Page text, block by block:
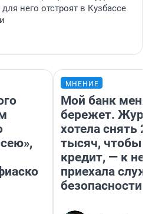
него отстроят в Кузбассе
МНЕНИЕ
Мой банк меня
бережет.
хотела снять
тысяч, чтобы
кредит, — к
приехала
безопасности